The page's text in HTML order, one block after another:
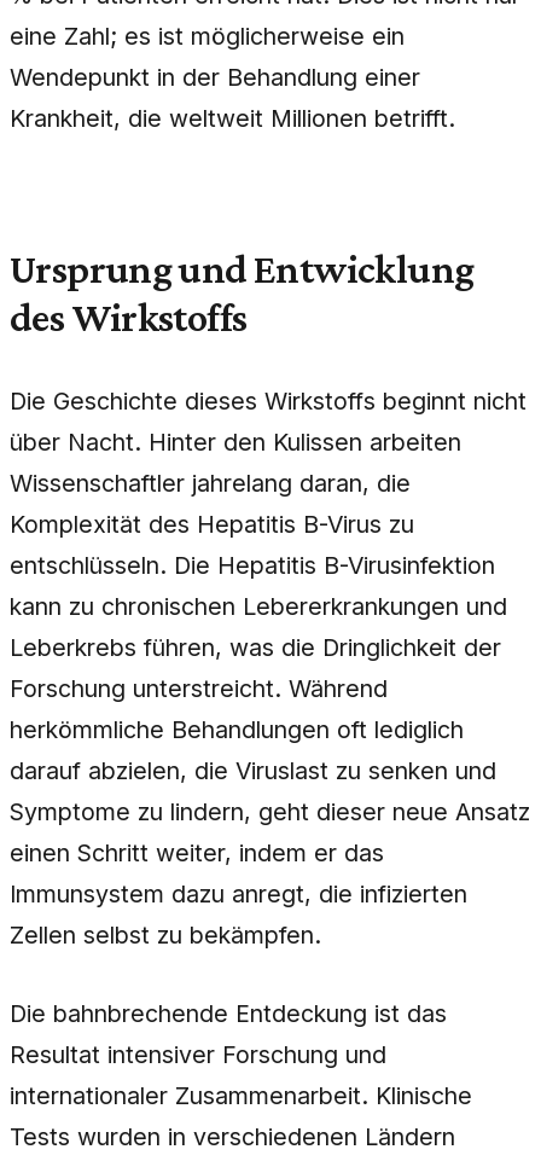
eine Zahl; es ist möglicherweise ein
Wendepunkt in der Behandlung einer
Krankheit, die weltweit Millionen betrifft.
Ursprung und Entwicklung
des Wirkstoffs
Die Geschichte dieses Wirkstoffs beginnt nicht
über Nacht. Hinter den Kulissen arbeiten
Wissenschaftler jahrelang daran, die
Komplexität des Hepatitis B-Virus zu
entschlüsseln. Die Hepatitis B-Virusinfektion
kann zu chronischen Lebererkrankungen und
Leberkrebs führen, was die Dringlichkeit der
Forschung unterstreicht. Während
herkömmliche Behandlungen oft lediglich
darauf abzielen, die Viruslast zu senken und
Symptome zu lindern, geht dieser neue Ansatz
einen Schritt weiter, indem er das
Immunsystem dazu anregt, die infizierten
Zellen selbst zu bekämpfen.
Die bahnbrechende Entdeckung ist das
Resultat intensiver Forschung und
internationaler Zusammenarbeit. Klinische
Tests wurden in verschiedenen Ländern